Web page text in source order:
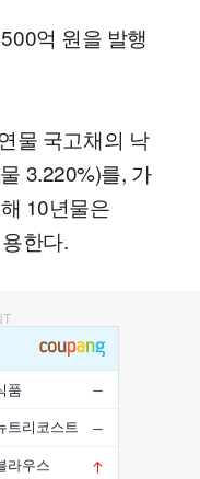
억 원을 발행
물 국고채의 낙
3.220%)를, 가
10년물은
한다.